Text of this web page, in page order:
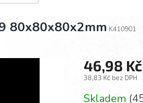
80x80x80x2mm K410901
46,98 Kč
38,83 Kč bez DPH
cena:
Skladem